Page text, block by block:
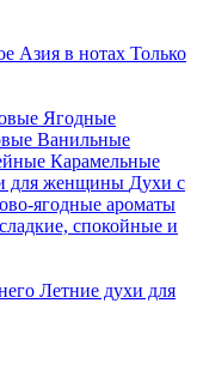
Азия в нотах Только
Ягодные
Ванильные
Карамельные
для женщины Духи с
ягодные ароматы
спокойные и
Летние духи для